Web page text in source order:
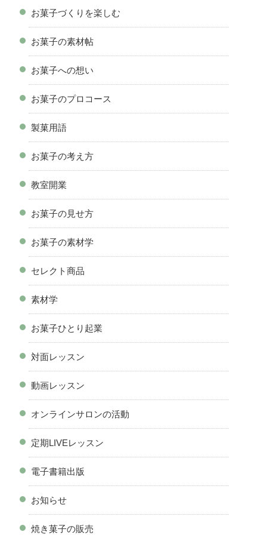
お菓子づくりを楽しむ
お菓子の素材帖
お菓子への想い
お菓子のプロコース
製菓用語
お菓子の考え方
教室開業
お菓子の見せ方
お菓子の素材学
セレクト商品
素材学
お菓子ひとり起業
対面レッスン
動画レッスン
オンラインサロンの活動
定期LIVEレッスン
電子書籍出版
お知らせ
焼き菓子の販売